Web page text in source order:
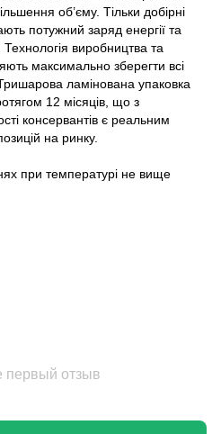
об’єму. Тільки добірні
потужний заряд енергії та
виробництва та
максимально зберегти всі
ламінована упаковка
12 місяців, що з
консервантів є реальним
на ринку.
при температурі не вище
первый отзыв